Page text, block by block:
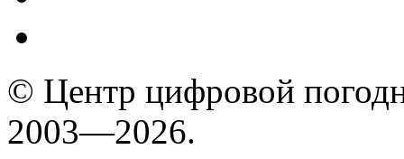
© Центр цифровой
2003—2026.